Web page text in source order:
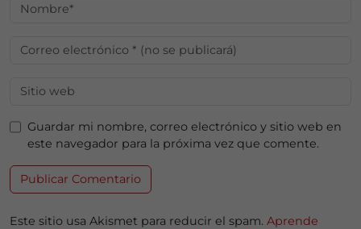
Guardar mi nombre, correo electrónico y sitio web en
este navegador para la próxima vez que comente.
Este sitio usa Akismet para reducir el spam. Aprende